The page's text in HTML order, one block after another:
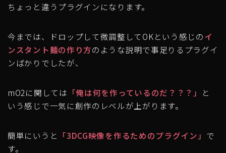
ちょっと違うプラグイン になります。
今までは、ドロップして微調整してOKという感じのイ
ンスタント麺の作り方のような説明で事足りるプラグイ
ンばかりでしたが、
mO2に関しては 「俺は何を作っているのだ？？？」
と
いう感じで一気に創作のレベルが上がります。
簡単にいうと 「3DCG映像を作るためのプラグイン」 で
す。